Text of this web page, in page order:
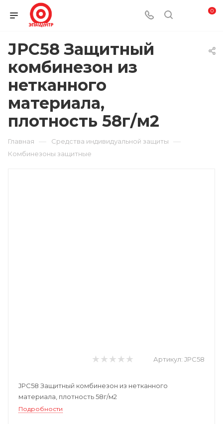
0
JPC58 Защитный
комбинезон из
нетканного
материала,
плотность 58г/м2
Главная — Средства индивидуальной защиты —
Комбинезоны защитные
Артикул: JPC58
JPC58 Защитный комбинезон из нетканного
материала, плотность 58г/м2
Подробности